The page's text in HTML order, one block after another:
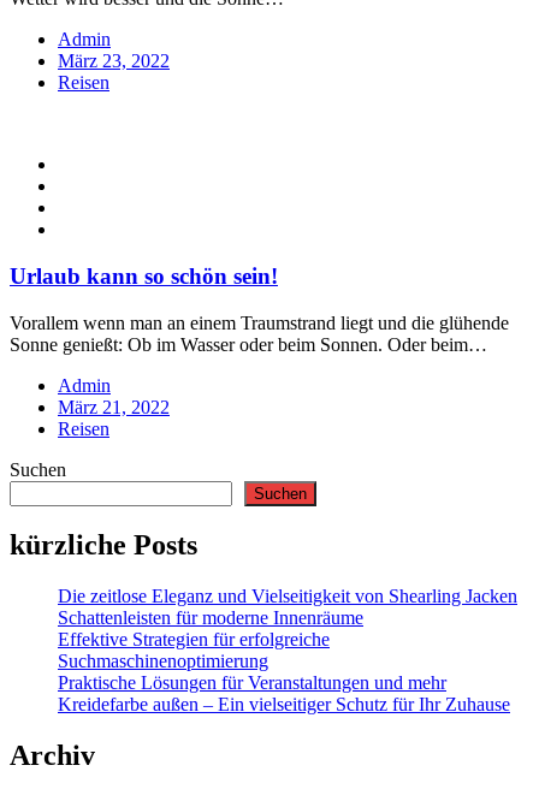
Admin
Posted
on
März 23, 2022
Reisen
Urlaub kann so schön sein!
Vorallem wenn man an einem Traumstrand liegt und die glühende
Sonne genießt: Ob im Wasser oder beim Sonnen. Oder beim…
Admin
Posted
on
März 21, 2022
Reisen
Suchen
Suchen
kürzliche Posts
Die zeitlose Eleganz und Vielseitigkeit von Shearling Jacken
Schattenleisten für moderne Innenräume
Effektive Strategien für erfolgreiche
Suchmaschinenoptimierung
Praktische Lösungen für Veranstaltungen und mehr
Kreidefarbe außen – Ein vielseitiger Schutz für Ihr Zuhause
Archiv